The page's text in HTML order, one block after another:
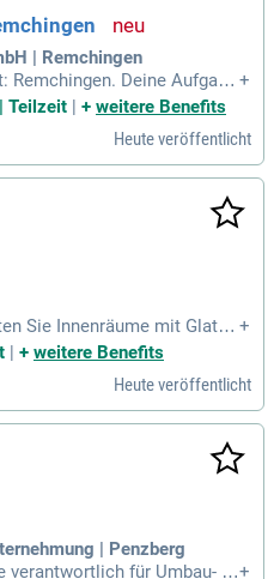
| Remchingen
Deine Aufgabe
Inen- und Außenputz; Verp
im Bereich von Trcokenb
Da
+
Teilzeit | + weitere Benefits
Heute veröffentlicht
Sie Innenräume mit Glattp
Spachtel- und Ausgl
umfasst auch die Anwend
sowohl im Wohn- al
einschließlich
gehören e
Sie sind versiert im Anbring
(WDVS) und unterstü
Ihren optionalen Fähigkeite
wie Edelputze und Lehmp
abgeschlossene Ausbild
in diesem Berufsfeld
+
| + weitere Benefits
Heute veröffentlicht
| Penzberg
verantwortlich für Umbau- u +